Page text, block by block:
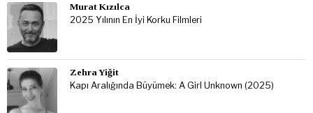
Murat Kızılca
2025 Yılının En İyi Korku Filmleri
Zehra Yiğit
Kapı Aralığında Büyümek: A Girl Unknown (2025)